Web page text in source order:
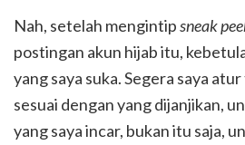
Nah, setelah mengintipsneak
postingan akun hijab itu,
yang saya suka. Segera saya
sesuai dengan yang dijanjikan,
yang saya incar, bukan itu saja,